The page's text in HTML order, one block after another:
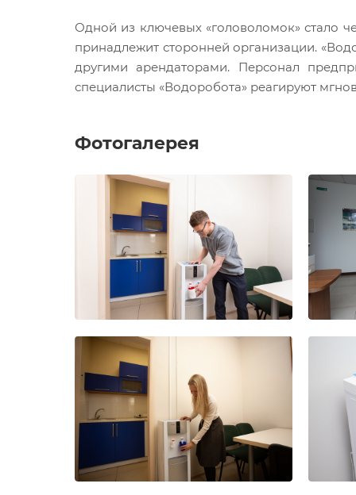
Одной из ключевых «головоломок» стало
принадлежит сторонней организации.
другими арендаторами. Персонал
специалисты «Водоробота» реагируют
Фотогалерея